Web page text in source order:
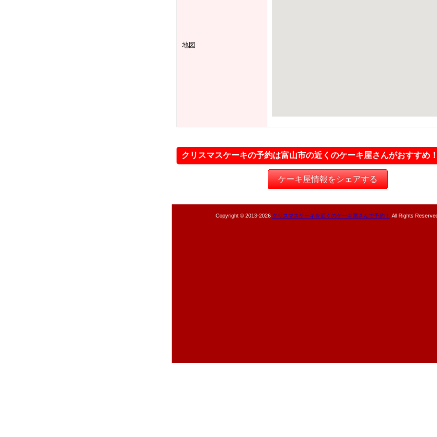
地図
クリスマスケーキの予約は富山市の近くのケーキ屋さんがおすすめ
ケーキ屋情報をシェアする
Copyright © 2013-2026 クリスマスケーキを近くのケーキ屋さんで予約！ All Rights